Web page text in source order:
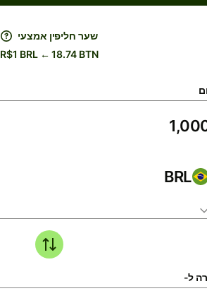
שער חליפין אמצעי
R$1 BRL ← 18.74 BTN
BRL
ל-